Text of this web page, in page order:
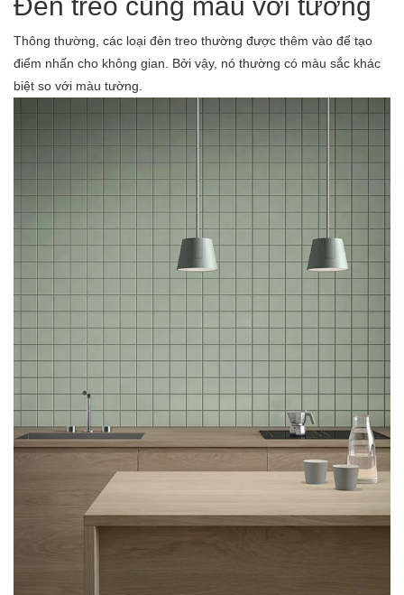
Đèn treo cùng màu với tường
Thông thường, các loại đèn treo thường được thêm vào để tạo
điểm nhấn cho không gian. Bởi vậy, nó thường có màu sắc khác
biệt so với màu tường.